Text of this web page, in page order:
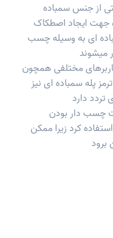
ای زرد مشکی 5 سانتی از جنس سمباده
ایجاد اصطکاک
ای به وسیله چسب
مختلفی همچون
پله سمباده ای نیز
دارد
چسب دار بودن
کرد زیرا ممکن
برود